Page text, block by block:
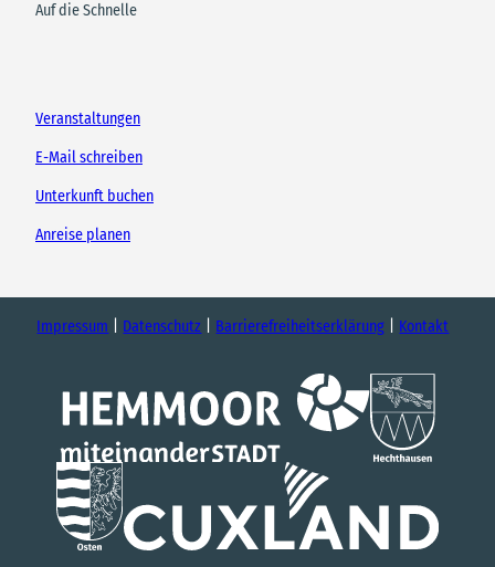
Auf die Schnelle
Veranstaltungen
E-Mail schreiben
Unterkunft buchen
Anreise planen
Impressum Datenschutz Barrierefreiheitserklärung Kontakt